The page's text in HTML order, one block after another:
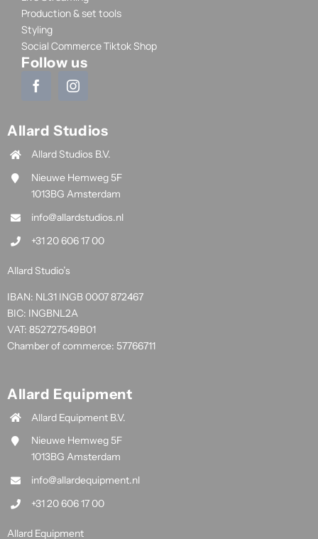
Production & set tools
Styling
Social Commerce Tiktok Shop
Follow us
Allard Studios
Allard Studios B.V.
Nieuwe Hemweg 5F
1013BG Amsterdam
info@allardstudios.nl
+31 20 606 17 00
Allard Studio’s
IBAN: NL31 INGB 0007 872467
BIC: INGBNL2A
VAT: 852727549B01
Chamber of commerce: 57766711
Allard Equipment
Allard Equipment B.V.
Nieuwe Hemweg 5F
1013BG Amsterdam
info@allardequipment.nl
+31 20 606 17 00
Allard Equipment